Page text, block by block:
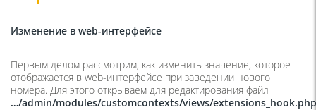
Изменение в web-интерфейсе
Первым делом рассмотрим, как изменить значение, которое
отображается в web-интерфейсе при заведении нового
номера. Для этого открываем для редактирования файл
…/admin/modules/customcontexts/views/extensions_ hook.php